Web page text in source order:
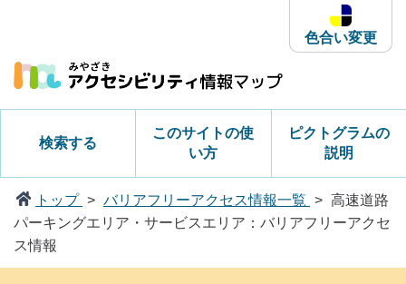
ス
色合い変更
検索する
このサイトの使
い方
ピクトグラムの
説明
トップ バリアフリーアクセス情報一覧
高速道路
パーキングエリア・サービスエリア：バリアフリーアクセ
ス情報